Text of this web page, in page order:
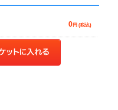
0円 (税込)